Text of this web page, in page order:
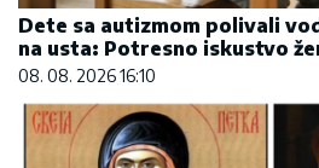
Dete sa autizmom polivali
na usta: Potresno iskustvo
08. 08. 2026 16:10